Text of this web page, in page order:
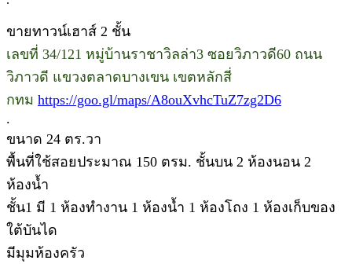
ขายทาวน์เฮาส์ 2 ชั้น
เลขที่ 34/121 หมู่บ้านราชาวิลล่า3 ซอยวิภาวดี60 ถนน
วิภาวดี แขวงตลาดบางเขน เขตหลักสี่
กทม https://goo.gl/maps/A8ouXvhcTuZ7zg2D6
.
ขนาด 24 ตร.วา
พื้นที่ใช้สอยประมาณ 150 ตรม. ชั้นบน 2 ห้องนอน 2
ห้องน้ำ
ชั้น1 มี 1 ห้องทำงาน 1 ห้องน้ำ 1 ห้องโถง 1 ห้องเก็บของ
ใต้บันได
มีมุมห้องครัว